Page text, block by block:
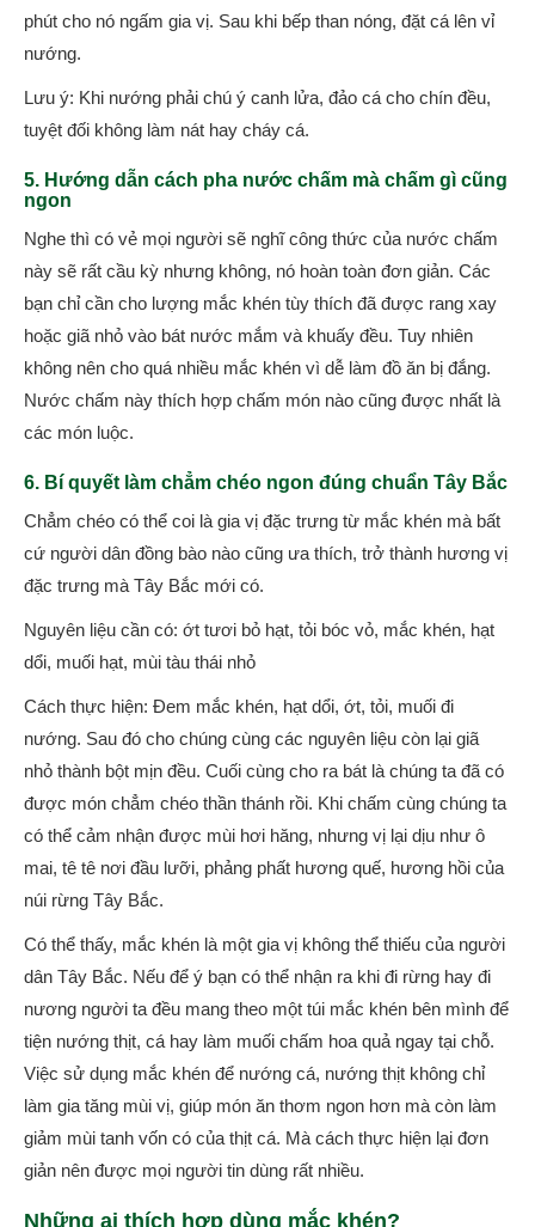
phút cho nó ngấm gia vị. Sau khi bếp than nóng, đặt cá lên vỉ
nướng.
Lưu ý: Khi nướng phải chú ý canh lửa, đảo cá cho chín đều,
tuyệt đối không làm nát hay cháy cá.
5. Hướng dẫn cách pha nước chấm mà chấm gì cũng
ngon
Nghe thì có vẻ mọi người sẽ nghĩ công thức của nước chấm
này sẽ rất cầu kỳ nhưng không, nó hoàn toàn đơn giản. Các
bạn chỉ cần cho lượng mắc khén tùy thích đã được rang xay
hoặc giã nhỏ vào bát nước mắm và khuấy đều. Tuy nhiên
không nên cho quá nhiều mắc khén vì dễ làm đồ ăn bị đắng.
Nước chấm này thích hợp chấm món nào cũng được nhất là
các món luộc.
6. Bí quyết làm chẳm chéo ngon đúng chuẩn Tây Bắc
Chẳm chéo có thể coi là gia vị đặc trưng từ mắc khén mà bất
cứ người dân đồng bào nào cũng ưa thích, trở thành hương vị
đặc trưng mà Tây Bắc mới có.
Nguyên liệu cần có: ớt tươi bỏ hạt, tỏi bóc vỏ, mắc khén, hạt
dổi, muối hạt, mùi tàu thái nhỏ
Cách thực hiện: Đem mắc khén, hạt dổi, ớt, tỏi, muối đi
nướng. Sau đó cho chúng cùng các nguyên liệu còn lại giã
nhỏ thành bột mịn đều. Cuối cùng cho ra bát là chúng ta đã có
được món chẳm chéo thần thánh rồi. Khi chấm cùng chúng ta
có thể cảm nhận được mùi hơi hăng, nhưng vị lại dịu như ô
mai, tê tê nơi đầu lưỡi, phảng phất hương quế, hương hồi của
núi rừng Tây Bắc.
Có thể thấy, mắc khén là một gia vị không thể thiếu của người
dân Tây Bắc. Nếu để ý bạn có thể nhận ra khi đi rừng hay đi
nương người ta đều mang theo một túi mắc khén bên mình để
tiện nướng thịt, cá hay làm muối chấm hoa quả ngay tại chỗ.
Việc sử dụng mắc khén để nướng cá, nướng thịt không chỉ
làm gia tăng mùi vị, giúp món ăn thơm ngon hơn mà còn làm
giảm mùi tanh vốn có của thịt cá. Mà cách thực hiện lại đơn
giản nên được mọi người tin dùng rất nhiều.
Những ai thích hợp dùng mắc khén?